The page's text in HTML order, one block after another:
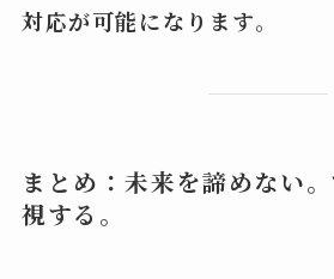
対応が可能になります。
まとめ：未来を諦めない
視する。